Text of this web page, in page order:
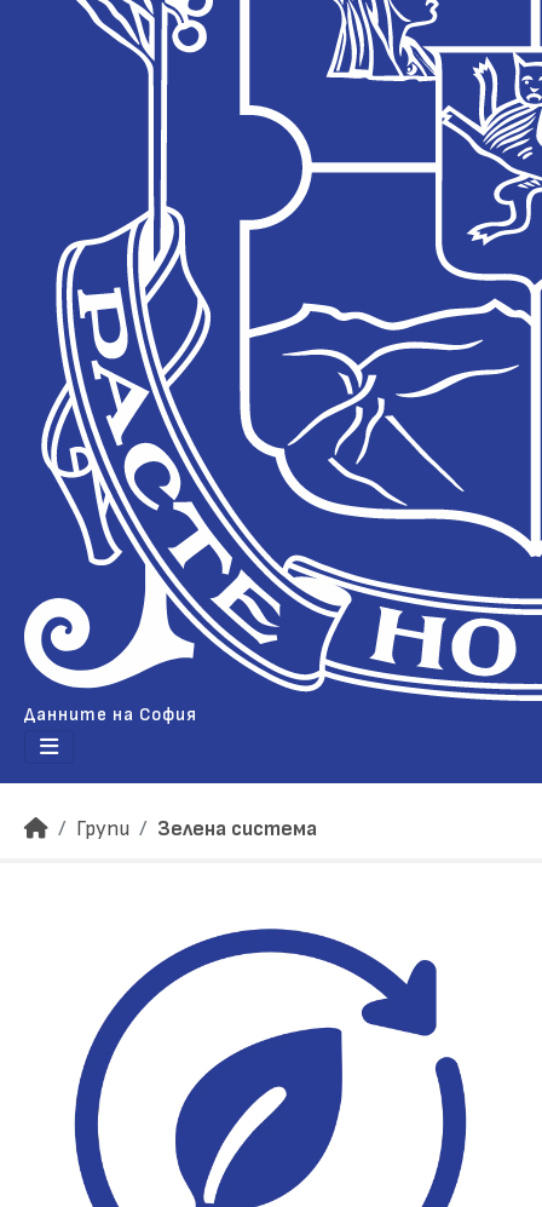
Данните на София
Групи Зелена система